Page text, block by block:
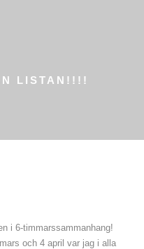
LISTAN!!!!
i 6-timmarssammanhang!
och 4 april var jag i alla